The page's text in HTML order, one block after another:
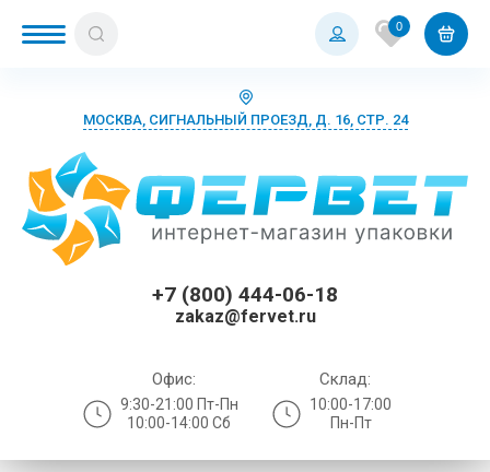
0
МОСКВА, СИГНАЛЬНЫЙ ПРОЕЗД, Д. 16, СТР. 24
+7 (800) 444-06-18
zakaz@fervet.ru
Офис:
9:30-21:00 Пт-Пн
10:00-14:00 Сб
Склад:
10:00-17:00
Пн-Пт